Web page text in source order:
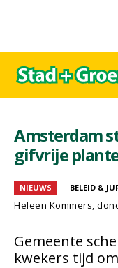
Amsterdam
gifvrije
NIEUWS BELEID &
Heleen Kommers,
Gemeente
kwekers tijd